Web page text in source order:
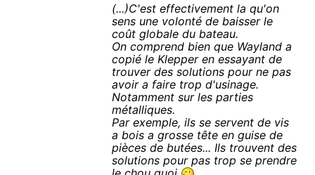
(...)C'est effectivement la qu'on
sens une volonté de baisser le
coût globale du bateau.
On comprend bien que Wayland a
copié le Klepper en essayant de
trouver des solutions pour ne pas
avoir a faire trop d'usinage.
Notamment sur les parties
métalliques.
Par exemple, ils se servent de vis
a bois a grosse tête en guise de
pièces de butées... Ils trouvent des
solutions pour pas trop se prendre